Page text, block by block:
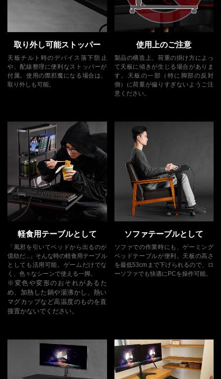
取り外し可能ストッパー
天板チルト時のデバイス落下防止
や、配線整理に便利なストッパーが
付属。使用の際邪魔になる場合は、
取り外しも可能。
使用上のご注意
製品の構造上、荷重の掛け方によっ
て天板に傾きが生じる場合がありま
す。天板の一部（特に脚部の反対
側）に荷重が偏りすぎないようご注
意ください。
軽食用テーブルとして
「風邪を引いてベッドから出るのが
億劫だ...」そんな時の軽食用テーブル
としても活用可能。ゲームだけでな
く、色々なシーンで使える一脚。
※変色や変形のおそれがあるた
め、加熱した鍋や湯沸かし、熱い
マグカップなど高温度のものを直
接置かないでください。
ソファテーブルとして
ソファでの作業時にも、ゲーミング
ベッドテーブルが便利。天板の高さ
を最低53cmまで下げられるので、ロ
ーソファでも快適にPCを操作可能。